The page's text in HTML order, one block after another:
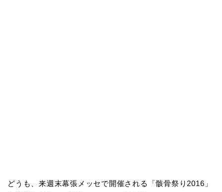
どうも、来週末幕張メッセで開催される「骸骨祭り2016」